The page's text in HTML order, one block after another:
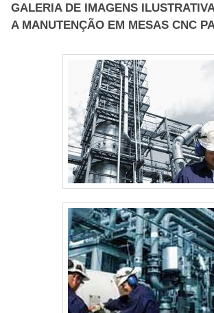
GALERIA DE IMAGENS
A MANUTENÇÃO EM MESAS CNC